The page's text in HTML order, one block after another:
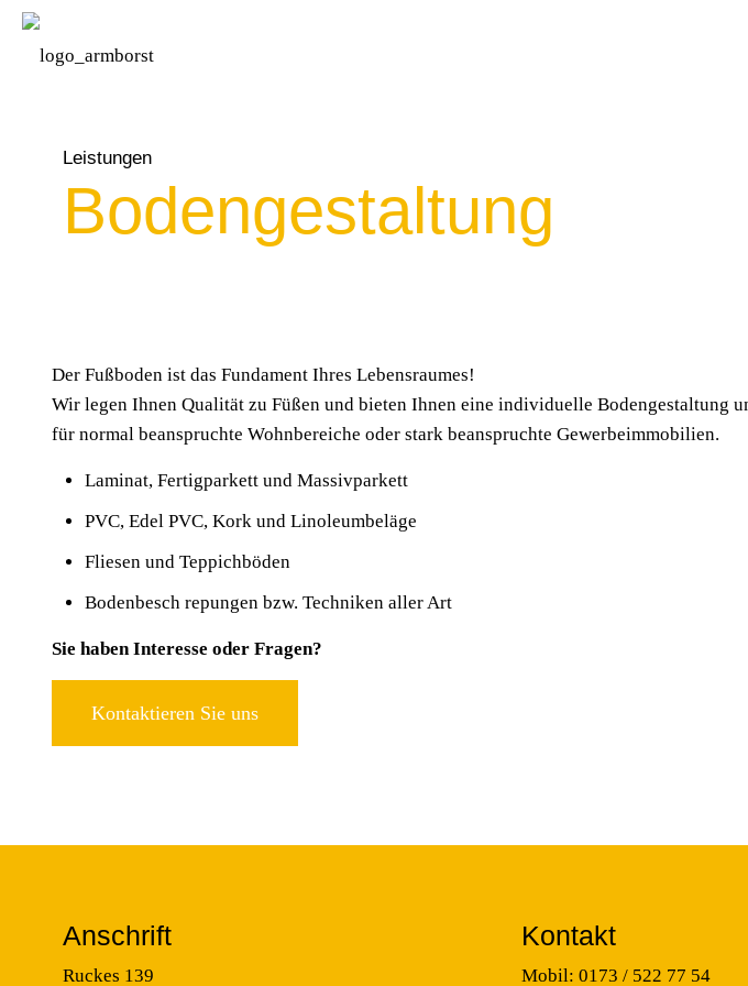
Leistungen
Bodengestaltung
Der Fußboden ist das Fundament Ihres Lebensraumes!
Wir legen Ihnen Qualität zu Füßen und bieten Ihnen eine individuelle Bodengestaltung
für normal beanspruchte Wohnbereiche oder stark beanspruchte Gewerbeimmobilien.
Laminat, Fertigparkett und Massivparkett
PVC, Edel PVC, Kork und Linoleumbeläge
Fliesen und Teppichböden
Bodenbesch repungen bzw. Techniken aller Art
Sie haben Interesse oder Fragen?
Kontaktieren Sie uns
Anschrift
Ruckes 139
Kontakt
Mobil: 0173 / 522 77 54